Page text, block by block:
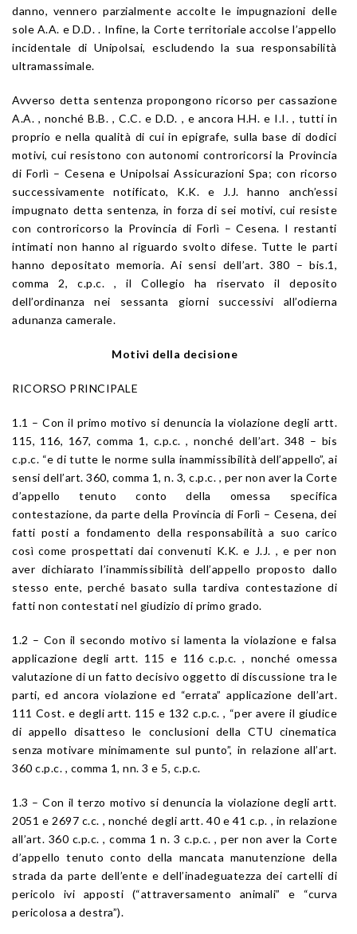
danno, vennero parzialmente accolte le impugnazioni delle
sole A.A. e D.D. . Infine, la Corte territoriale accolse l’appello
incidentale di Unipolsai, escludendo la sua responsabilità
ultramassimale.
Avverso detta sentenza propongono ricorso per cassazione
A.A. , nonché B.B. , C.C. e D.D. , e ancora H.H. e I.I. , tutti in
proprio e nella qualità di cui in epigrafe, sulla base di dodici
motivi, cui resistono con autonomi controricorsi la Provincia
di Forlì – Cesena e Unipolsai Assicurazioni Spa; con ricorso
successivamente notificato, K.K. e J.J. hanno anch’essi
impugnato detta sentenza, in forza di sei motivi, cui resiste
con controricorso la Provincia di Forlì – Cesena. I restanti
intimati non hanno al riguardo svolto difese. Tutte le parti
hanno depositato memoria. Ai sensi dell’art. 380 – bis.1,
comma 2, c.p.c. , il Collegio ha riservato il deposito
dell’ordinanza nei sessanta giorni successivi all’odierna
adunanza camerale.
Motivi della decisione
RICORSO PRINCIPALE
1.1 – Con il primo motivo si denuncia la violazione degli artt.
115, 116, 167, comma 1, c.p.c. , nonché dell’art. 348 – bis
c.p.c. “e di tutte le norme sulla inammissibilità dell’appello”, ai
sensi dell’art. 360, comma 1, n. 3, c.p.c. , per non aver la Corte
d’appello tenuto conto della omessa specifica
contestazione, da parte della Provincia di Forlì – Cesena, dei
fatti posti a fondamento della responsabilità a suo carico
così come prospettati dai convenuti K.K. e J.J. , e per non
aver dichiarato l’inammissibilità dell’appello proposto dallo
stesso ente, perché basato sulla tardiva contestazione di
fatti non contestati nel giudizio di primo grado.
1.2 – Con il secondo motivo si lamenta la violazione e falsa
applicazione degli artt. 115 e 116 c.p.c. , nonché omessa
valutazione di un fatto decisivo oggetto di discussione tra le
parti, ed ancora violazione ed “errata” applicazione dell’art.
111 Cost. e degli artt. 115 e 132 c.p.c. , “per avere il giudice
di appello disatteso le conclusioni della CTU cinematica
senza motivare minimamente sul punto”, in relazione all’art.
360 c.p.c. , comma 1, nn. 3 e 5, c.p.c.
1.3 – Con il terzo motivo si denuncia la violazione degli artt.
2051 e 2697 c.c. , nonché degli artt. 40 e 41 c.p. , in relazione
all’art. 360 c.p.c. , comma 1 n. 3 c.p.c. , per non aver la Corte
d’appello tenuto conto della mancata manutenzione della
strada da parte dell’ente e dell’inadeguatezza dei cartelli di
pericolo ivi apposti (“attraversamento animali” e “curva
pericolosa a destra”).